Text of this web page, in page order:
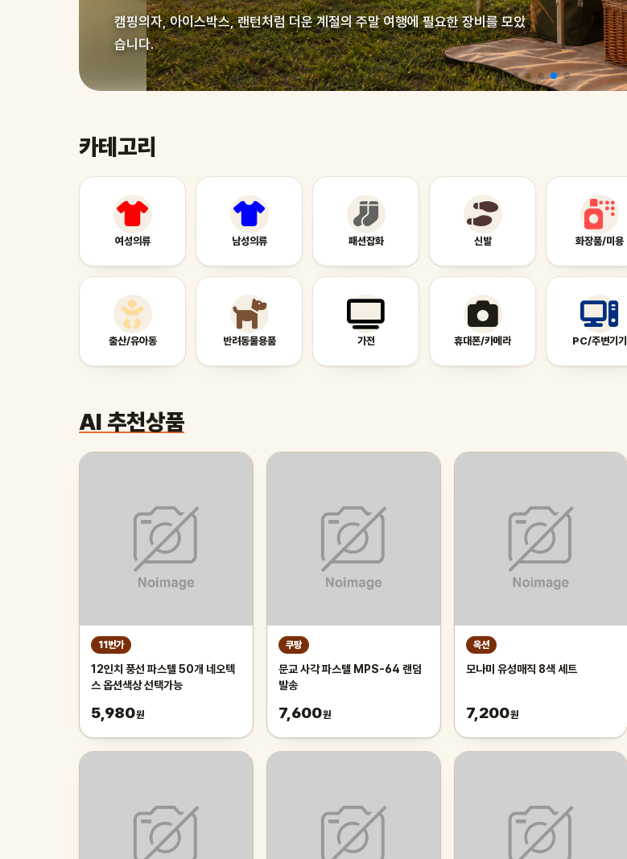
캠핑의자, 아이스박스, 랜턴처럼 더운 계절의 주말 여행에 필요한 장비를 모았
습니다.
카테고리
여성의류 남성의류 패션잡화 신발 화장품/미용
출산/유아동 반려동물용품 가전 휴대폰/카메라 PC/주변기기
AI 추천상품
11번가
12인치 풍선 파스텔 50개 네오텍
스 옵션색상 선택가능
5,980원
쿠팡
문교 사각 파스텔 MPS-64 랜덤
발송
7,600원
옥션
모나미 유성매직 8색 세트
7,200원